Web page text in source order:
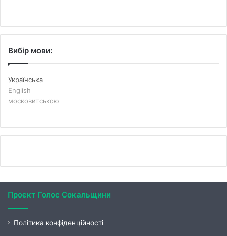
Вибір мови:
Українська
English
московитською
Проєкт Голос Сокальщини
Політика конфіденційності